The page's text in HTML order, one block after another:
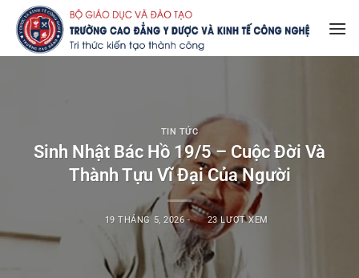
qua
TIN TỨC
Sinh Nhật Bác Hồ 19/5 – Cuộc Đời Và
Thành Tựu Vĩ Đại Của Người
19 THÁNG 5, 2026 - 23 LƯỢT XEM